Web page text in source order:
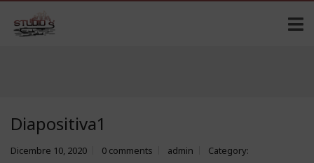
Diapositiva1
Dicembre 10, 2020 0 comments admin Category: